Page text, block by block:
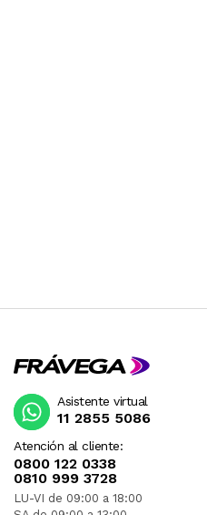
Atención al cliente:
0800 122 0338
0810 999 3728
LU-VI de 09:00 a 18:00
Asistente virtual
11 2855 5086